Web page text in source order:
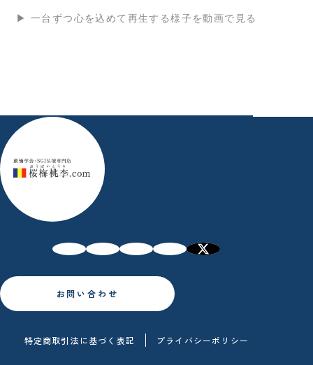
▶ 一台ずつ心を込めて再生する様子を動画で見る
お問い合わせ
特定商取引法に基づく表記 プライバシーポリシー